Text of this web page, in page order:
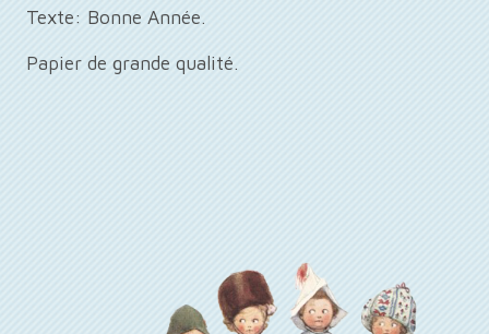
Texte: Bonne Année.
Papier de grande qualité.